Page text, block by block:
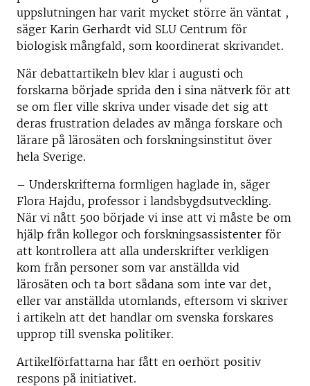
uppslutningen har varit mycket större än väntat ,
säger Karin Gerhardt vid SLU Centrum för
biologisk mångfald, som koordinerat skrivandet.
När debattartikeln blev klar i augusti och
forskarna började sprida den i sina nätverk för att
se om fler ville skriva under visade det sig att
deras frustration delades av många forskare och
lärare på lärosäten och forskningsinstitut över
hela Sverige.
– Underskrifterna formligen haglade in, säger
Flora Hajdu, professor i landsbygdsutveckling.
När vi nått 500 började vi inse att vi måste be om
hjälp från kollegor och forskningsassistenter för
att kontrollera att alla underskrifter verkligen
kom från personer som var anställda vid
lärosäten och ta bort sådana som inte var det,
eller var anställda utomlands, eftersom vi skriver
i artikeln att det handlar om svenska forskares
upprop till svenska politiker.
Artikelförfattarna har fått en oerhört positiv
respons på initiativet.